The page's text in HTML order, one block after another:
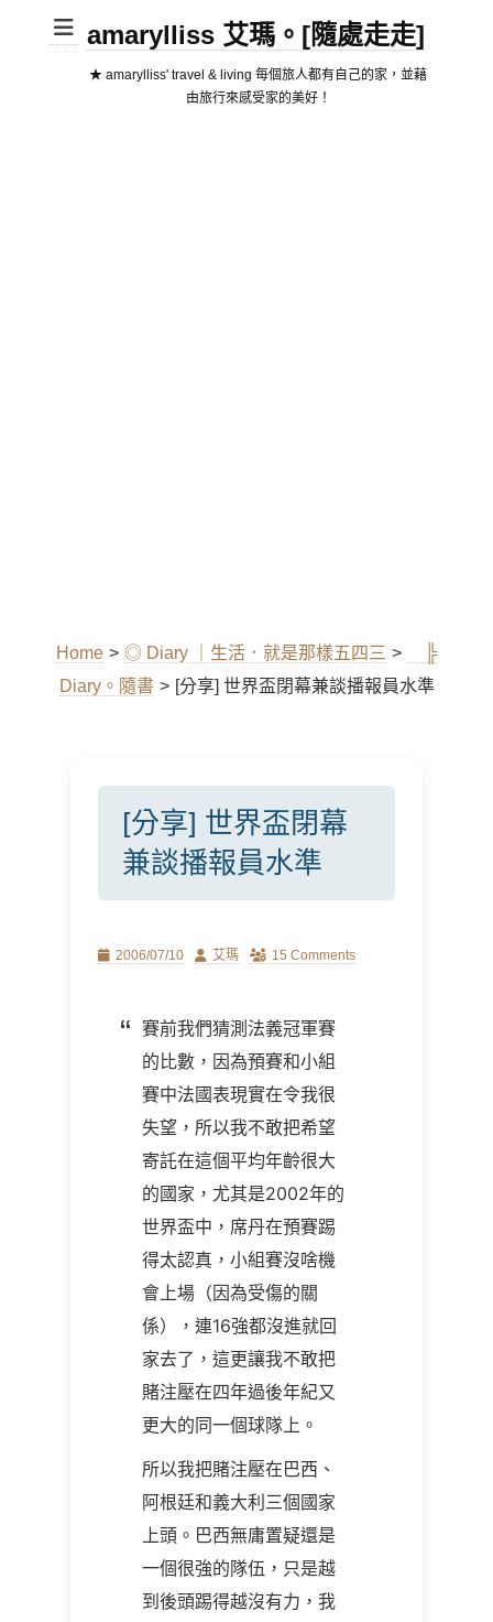
amarylliss 艾瑪。[隨處走走]
★ amarylliss' travel & living 每個旅人都有自己的家，並藉
由旅行來感受家的美好！
Home > ◎ Diary ｜生活．就是那樣五四三 >
╠
Diary。隨書 > [分享] 世界盃閉幕兼談播報員水準
[分享] 世界盃閉幕
兼談播報員水準
Posted
2006/07/10 Author
艾瑪 15 Comments
賽前我們猜測法義冠軍賽
的比數，因為預賽和小組
賽中法國表現實在令我很
失望，所以我不敢把希望
寄託在這個平均年齡很大
的國家，尤其是2002年的
世界盃中，席丹在預賽踢
得太認真，小組賽沒啥機
會上場（因為受傷的關
係），連16強都沒進就回
家去了，這更讓我不敢把
賭注壓在四年過後年紀又
更大的同一個球隊上。
所以我把賭注壓在巴西、
阿根廷和義大利三個國家
上頭。巴西無庸置疑還是
一個很強的隊伍，只是越
到後頭踢得越沒有力，我